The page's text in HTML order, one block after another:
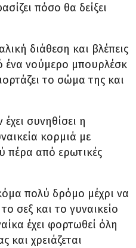
πόσο θα δείξει
διάθεση και βλέπεις
ένα νούμερο μπουρλέσκ
το σώμα της και
συνηθίσει η
κορμιά με
πέρα από ερωτικές
πολύ δρόμο μέχρι να
σεξ και το γυναικείο
έχει φορτωθεί όλη
και χρειάζεται